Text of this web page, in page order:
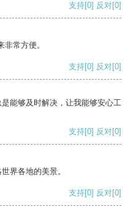
支持[0] 反对[0]
常方便。
支持[0] 反对[0]
能够及时解决，让我能够安心工
支持[0] 反对[0]
界各地的美景。
支持[0] 反对[0]